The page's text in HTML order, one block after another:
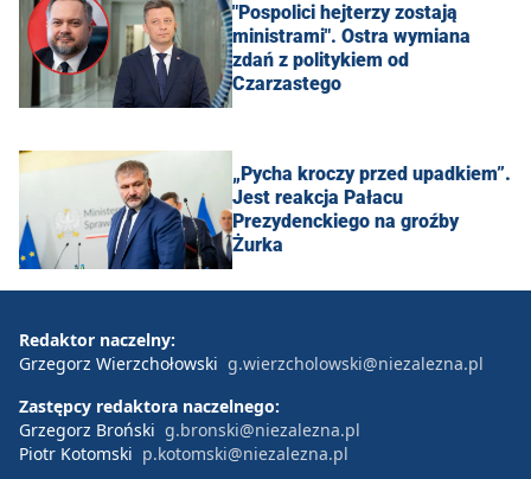
"Pospolici hejterzy zostają
ministrami". Ostra wymiana
zdań z politykiem od
Czarzastego
„Pycha kroczy przed upadkiem”.
Jest reakcja Pałacu
Prezydenckiego na groźby
Żurka
Redaktor naczelny:
Grzegorz Wierzchołowski g.wierzcholowski@niezalezna.pl
Zastępcy redaktora naczelnego:
Grzegorz Broński g.bronski@niezalezna.pl
Piotr Kotomski p.kotomski@niezalezna.pl